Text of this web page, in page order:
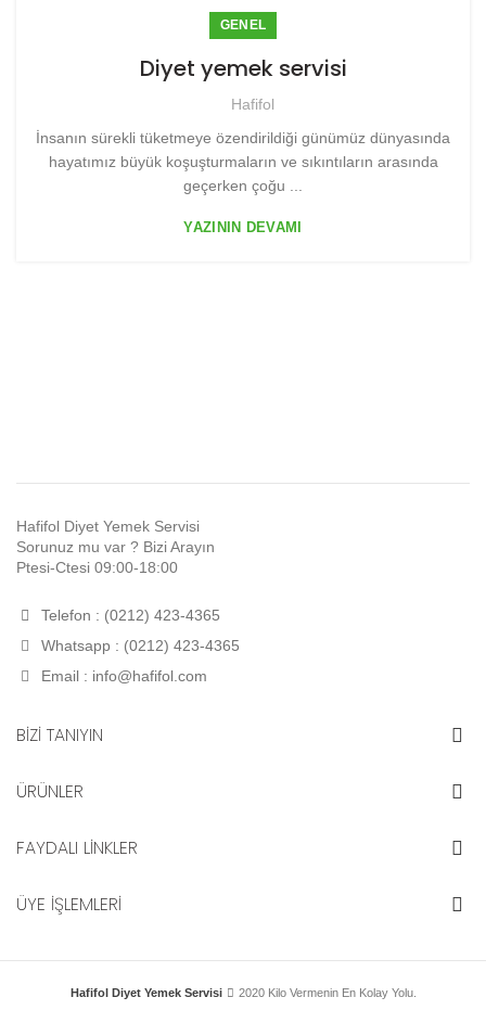
GENEL
Diyet yemek servisi
Hafifol
İnsanın sürekli tüketmeye özendirildiği günümüz dünyasında
hayatımız büyük koşuşturmaların ve sıkıntıların arasında
geçerken çoğu ...
YAZININ DEVAMI
Hafifol Diyet Yemek Servisi
Sorunuz mu var ? Bizi Arayın
Ptesi-Ctesi 09:00-18:00
Telefon : (0212) 423-4365
Whatsapp : (0212) 423-4365
Email : info@hafifol.com
BİZİ TANIYIN
ÜRÜNLER
FAYDALI LİNKLER
ÜYE İŞLEMLERİ
Hafifol Diyet Yemek Servisi 2020 Kilo Vermenin En Kolay Yolu.